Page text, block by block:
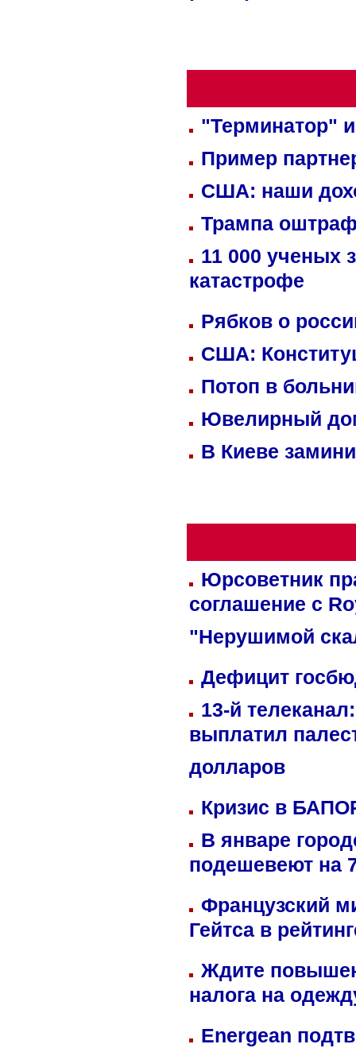
"Терминатор"
Пример
США: наши
Трампа
11 000 ученых
катастрофе
Рябков о
США:
Потоп в
Ювелирный
В Киеве
Юрсоветник
соглашение с
"Нерушимой
Дефицит
13-й
выплатил
долларов
Кризис в
В январе
подешевеют на
Французский
Гейтса в
Ждите
налога на
Energean